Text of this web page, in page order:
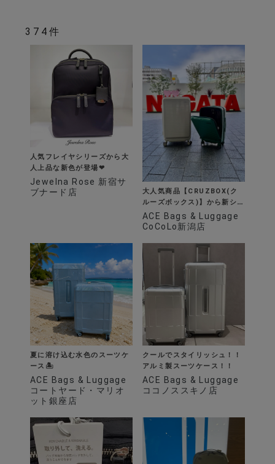
374件
人気フレイヤシリーズから大
人上品な新色が登場❤︎
Jewelna Rose 新宿サ
ブナード店
大人気商品【CRUZBOX(ク
ルーズボックス)】から新シリ
ーズ登場✨
ACE Bags & Luggage
CoCoLo新潟店
夏に溶け込む水色のスーツケ
ース🏝️
ACE Bags & Luggage
コートヤード・マリオ
ット銀座店
クールでスタイリッシュ！！
アルミ製スーツケース！！
ACE Bags & Luggage
ココノススキノ店